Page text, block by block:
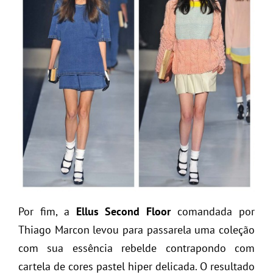
Por fim, a Ellus Second Floorcomandada por
Thiago Marcon levou para passarela uma coleção
com sua essência rebelde contrapondo com
cartela de cores pastel hiper delicada. O resultado